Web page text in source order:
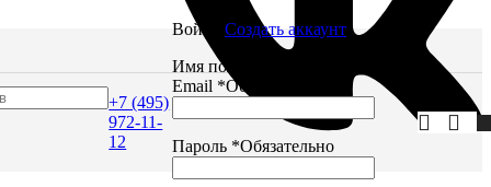
+7 (495)
972-11-
12
ВойтиСоздать аккаунт
Имя пользователя или
Email *Обязательно
Пароль *Обязательно